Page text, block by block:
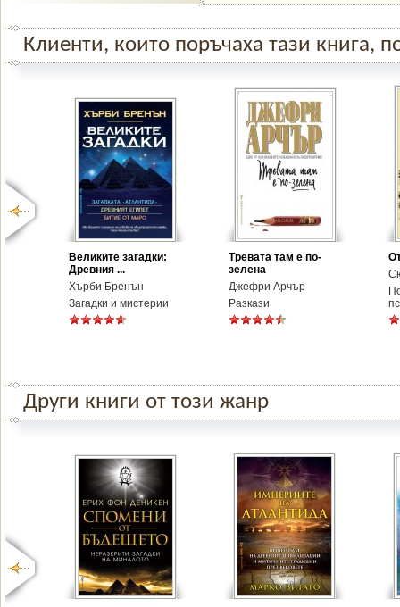
Клиенти, които поръчаха тази книга,
Великите загадки:
Древния ...
Хърби Бренън
Загадки и мистерии
Тревата там е по-
зелена
Джефри Арчър
Разкази
Други книги от този жанр